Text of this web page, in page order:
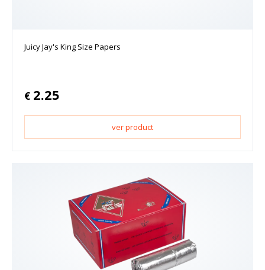
Juicy Jay's King Size Papers
€ 2.25
ver product